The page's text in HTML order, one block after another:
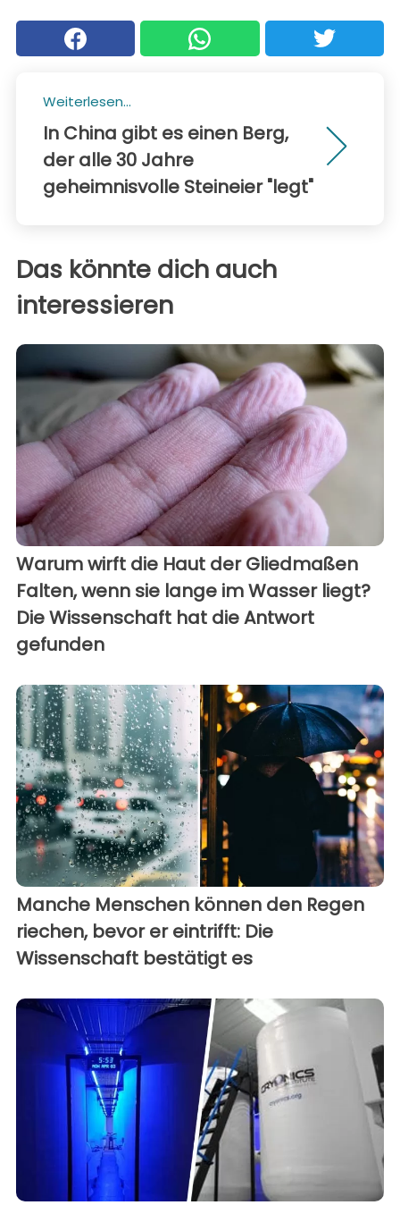
Weiterlesen...
In China gibt es einen Berg,
der alle 30 Jahre
geheimnisvolle Steineier "legt"
Das könnte dich auch
interessieren
Warum wirft die Haut der Gliedmaßen
Falten, wenn sie lange im Wasser liegt?
Die Wissenschaft hat die Antwort
gefunden
Manche Menschen können den Regen
riechen, bevor er eintrifft: Die
Wissenschaft bestätigt es